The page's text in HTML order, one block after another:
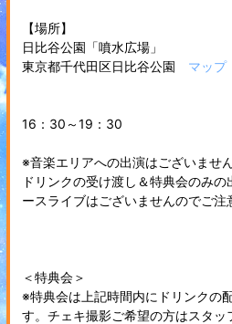
【場所】
日比谷公園「噴水広場」
東京都千代田区日比谷公園 マップ
16：30～19：30
※音楽エリアへの出演はございませ
ドリンクの受け渡し＆特典会のみ
ースライブはございませんのでご注
＜特典会＞
※特典会は上記時間内にドリンクの
す。チェキ撮影ご希望の方はスタッ